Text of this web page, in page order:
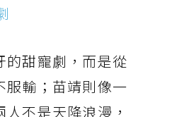
的甜寵劇，而是從
服輸；苗靖則像一
不是天降浪漫，